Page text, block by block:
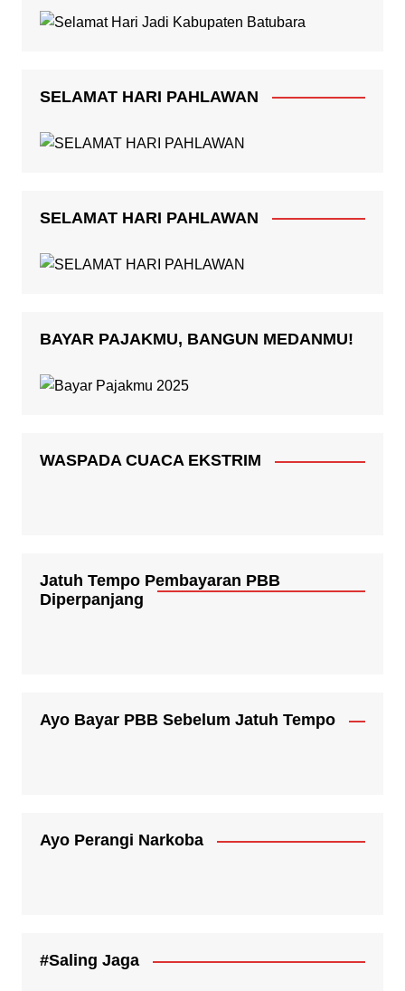
SELAMAT HARI PAHLAWAN
SELAMAT HARI PAHLAWAN
BAYAR PAJAKMU, BANGUN MEDANMU!
WASPADA CUACA EKSTRIM
Jatuh Tempo Pembayaran PBB
Diperpanjang
Ayo Bayar PBB Sebelum Jatuh Tempo
Ayo Perangi Narkoba
#Saling Jaga